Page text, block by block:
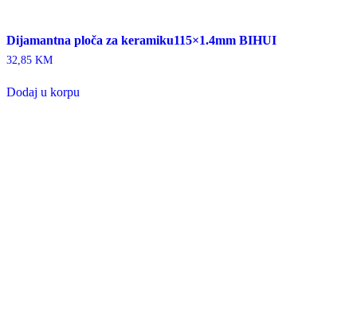
Dijamantna ploča za keramiku115×1.4mm BIHUI
32,85 KM
Dodaj u korpu